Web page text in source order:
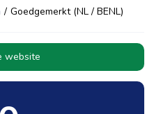
/ Goedgemerkt (NL / BENL)
website